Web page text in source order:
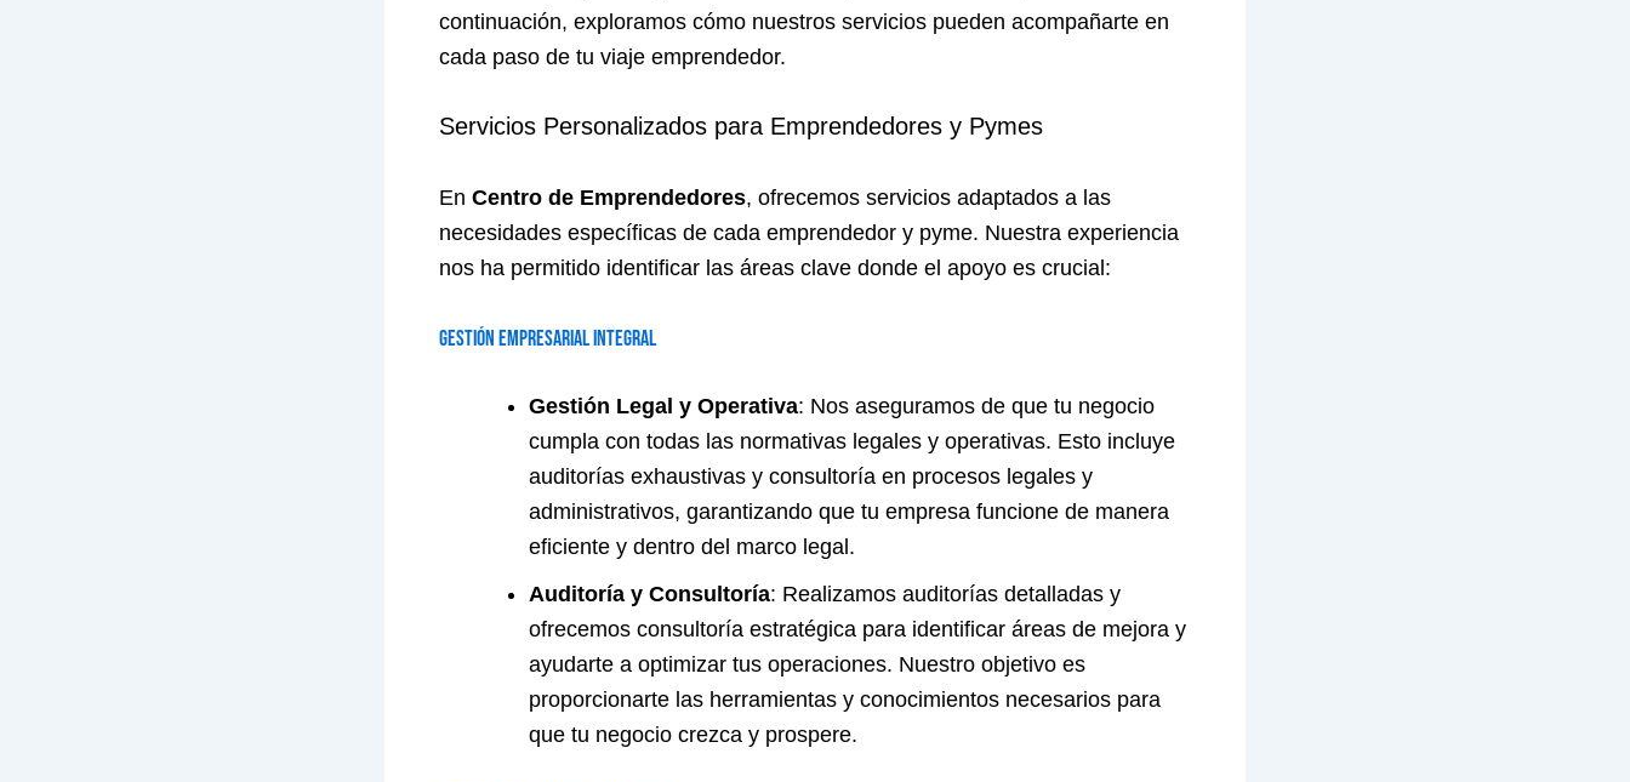
continuación, exploramos cómo nuestros servicios pueden acompañarte en
cada paso de tu viaje emprendedor.
Servicios Personalizados para Emprendedores y Pymes
En Centro de Emprendedores, ofrecemos servicios adaptados a las
necesidades específicas de cada emprendedor y pyme. Nuestra experiencia
nos ha permitido identificar las áreas clave donde el apoyo es crucial:
Gestión Empresarial Integral
Gestión Legal y Operativa: Nos aseguramos de que tu negocio
cumpla con todas las normativas legales y operativas. Esto incluye
auditorías exhaustivas y consultoría en procesos legales y
administrativos, garantizando que tu empresa funcione de manera
eficiente y dentro del marco legal.
Auditoría y Consultoría: Realizamos auditorías detalladas y
ofrecemos consultoría estratégica para identificar áreas de mejora y
ayudarte a optimizar tus operaciones. Nuestro objetivo es
proporcionarte las herramientas y conocimientos necesarios para
que tu negocio crezca y prospere.